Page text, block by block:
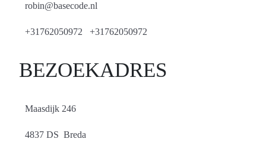
robin@basecode.nl
+31762050972 +31762050972
BEZOEKADRES
Maasdijk 246
4837 DS Breda